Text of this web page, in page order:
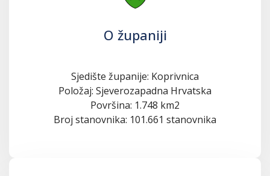
O županiji
Sjedište županije: Koprivnica
Položaj: Sjeverozapadna Hrvatska
Površina: 1.748 km2
Broj stanovnika: 101.661 stanovnika